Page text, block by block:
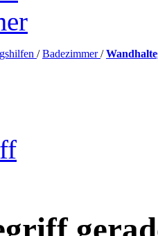
/ Badezimmer/